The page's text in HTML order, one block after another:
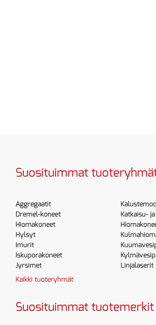
Suosituimmat
Aggregaatit
Dremel-koneet
Hiomakoneet
Hylsyt
Imurit
Iskuporakoneet
Jyrsimet
Katkaisu-
Linjalaserit
Kaikki tuoteryhmät
Suosituimmat tuotemerkit